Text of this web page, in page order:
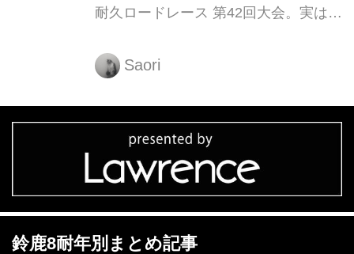
耐久ロードレース 第42回大会。実は鈴
てますか？4月28日（日）11:00から天
然温泉クア・ガーデン（Kur Garden）
の前売り入浴券が発売されますので、
早速くわしくチェックしていきましょ
Saori
鈴鹿8耐年別まとめ記事